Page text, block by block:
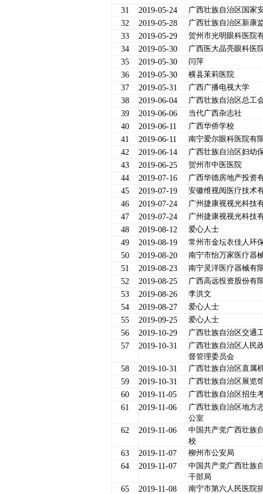
31 2019-05-24
广西壮族自治区国家
32
2019-05-28
广西壮族自治区新康
33
2019-05-29
贺州市光明眼科医院
34
2019-05-30
广西医大晶亮眼科医
35
2019-05-30
闫萍
36
2019-05-30
横县茉莉医院
37
2019-05-31
广西广播电视大学
38
2019-06-04
广西壮族自治区总工
39
2019-06-06
当代广西杂志社
40
2019-06-11
广西华侨学校
41
2019-06-11
南宁爱尔眼科医院有
42
2019-06-14
广西壮族自治区妇幼
43
2019-06-25
贺州市中医医院
44
2019-07-16
广西华德房地产投资
45
2019-07-19
安徽维视阅医疗技术
46
2019-07-24
广州捷康视视光科技
47
2019-07-24
广州捷康视视光科技
48
2019-08-12
爱心人士
49
2019-08-19
常州市金坛衣佳人环
50
2019-08-20
南宁市怡万家医疗器
51
2019-08-23
南宁灵洋医疗器械有
52
2019-08-25
广西高远投资股份有
53
2019-08-26
李洪文
54
2019-08-27
爱心人士
55
2019-09-25
爱心人士
56
2019-10-29
广西壮族自治区交通
57
2019-10-31
广西壮族自治区人民
督管理委员会
58
2019-10-31
广西壮族自治区直属
59
2019-10-31
广西壮族自治区展览
60
2019-11-05
广西壮族自治区招生
61
2019-11-06
广西壮族自治区地方
公室
62
2019-11-06
中国共产党广西壮族
校
63
2019-11-07
柳州市公安局
64
2019-11-07
中国共产党广西壮族
干部局
65
2019-11-08
南宁市第六人民医院